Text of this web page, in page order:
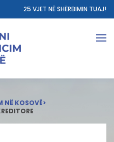
25 VJET NË SHËRBIMIN TUAJ!
NË KOSOVË>